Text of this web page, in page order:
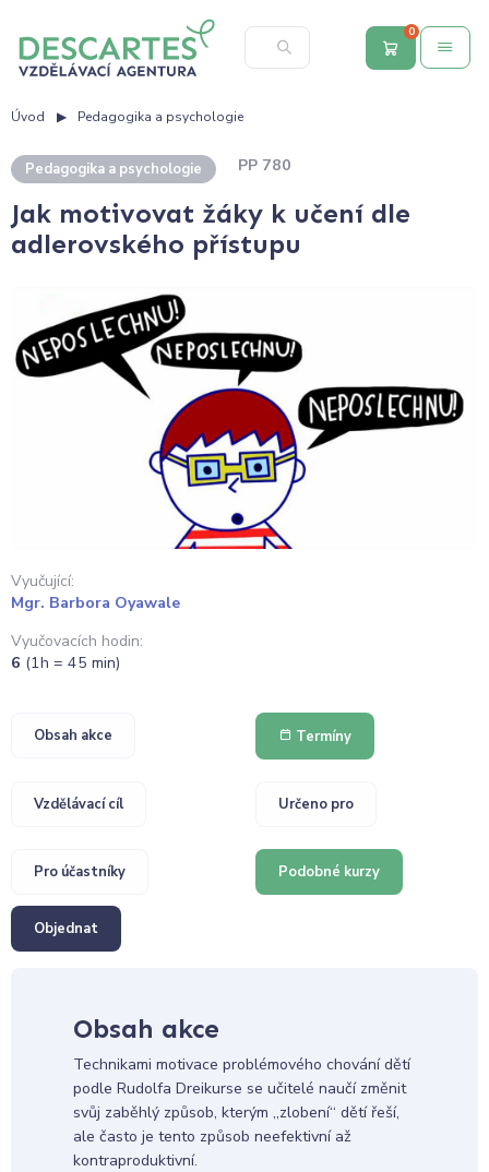
0
Úvod Pedagogika a psychologie
Pedagogika a psychologie PP 780
Jak motivovat žáky k učení dle
adlerovského přístupu
Vyučující:
Mgr. Barbora Oyawale
Vyučovacích hodin:
6 (1h = 45 min)
Obsah akce Termíny
Vzdělávací cíl Určeno pro
Pro účastníky Podobné kurzy
Objednat
Obsah akce
Technikami motivace problémového chování dětí
podle Rudolfa Dreikurse se učitelé naučí změnit
svůj zaběhlý způsob, kterým ,,zlobení“ dětí řeší,
ale často je tento způsob neefektivní až
kontraproduktivní.